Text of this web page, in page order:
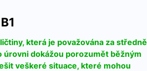
která je považována za středně
úrovni dokážou porozumět běžným
veškeré situace, které mohou